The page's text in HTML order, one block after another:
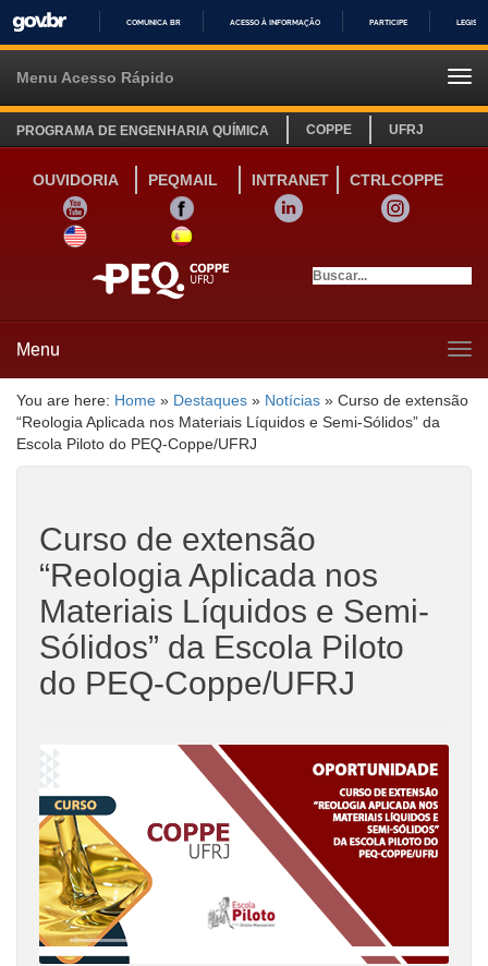
IR
COMUNICA BR ACESSO À INFORMAÇÃO PARTICIPE
Menu Acesso Rápido
PROGRAMA DE ENGENHARIA QUÍMICA COPPE UFRJ
OUVIDORIA PEQMAIL INTRANET
CTRLCOPPE
YOUTUBE
FACEBOOK LINKEDIN
INSTAGRAM
SITE INGLÊS
LINK SITE ESPANHOL
Menu
You are here: Home » Destaques » Notícias » Curso de extensão
“Reologia Aplicada nos Materiais Líquidos e Semi-Sólidos” da
Escola Piloto do PEQ-Coppe/UFRJ
Curso de extensão
“Reologia Aplicada nos
Materiais Líquidos e Semi-
Sólidos” da Escola Piloto
do PEQ-Coppe/UFRJ